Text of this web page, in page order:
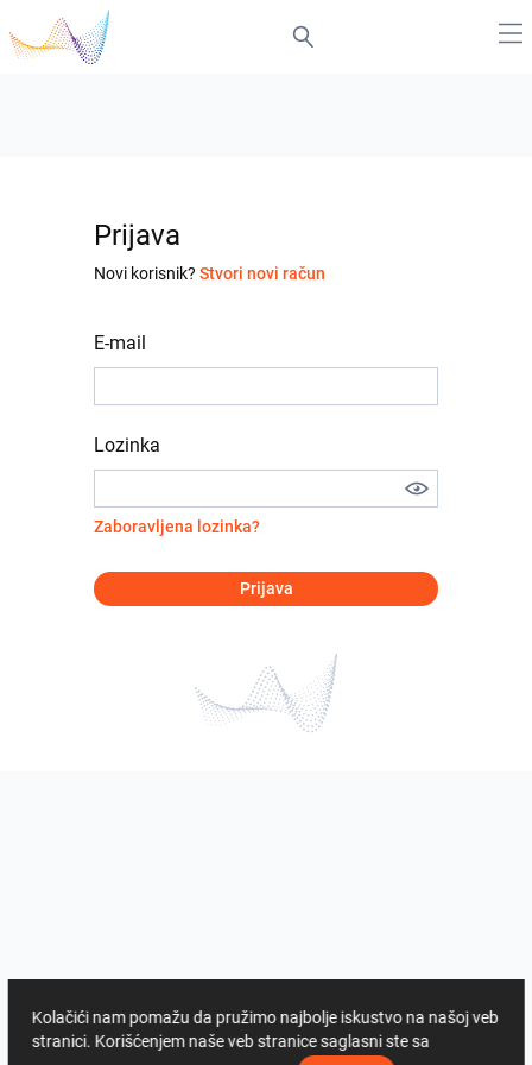
Prijava
Novi korisnik? Stvori novi račun
E-mail
Lozinka
Zaboravljena lozinka?
Prijava
Kolačići nam pomažu da pružimo najbolje iskustvo na našoj veb
stranici. Korišćenjem naše veb stranice saglasni ste sa